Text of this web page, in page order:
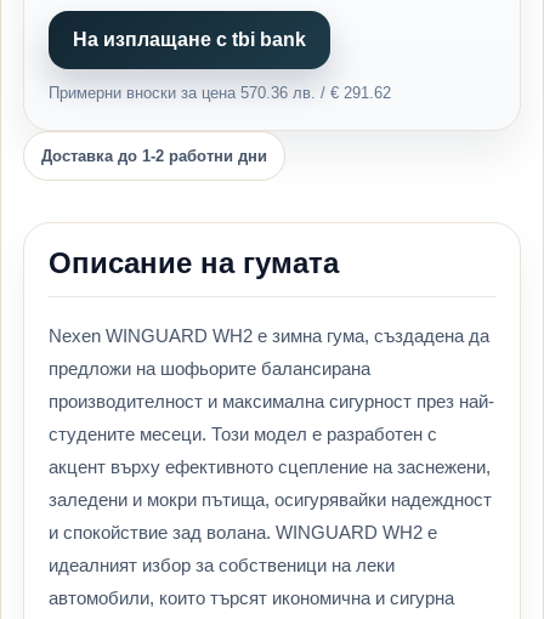
На изплащане с tbi bank
Примерни вноски за цена 570.36 лв. / € 291.62
Доставка до 1-2 работни дни
Описание на гумата
Nexen WINGUARD WH2 е зимна гума, създадена да
предложи на шофьорите балансирана
производителност и максимална сигурност през най-
студените месеци. Този модел е разработен с
акцент върху ефективното сцепление на заснежени,
заледени и мокри пътища, осигурявайки надеждност
и спокойствие зад волана. WINGUARD WH2 е
идеалният избор за собственици на леки
автомобили, които търсят икономична и сигурна